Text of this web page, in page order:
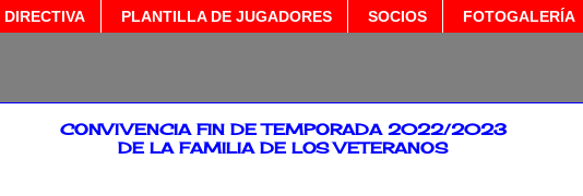
DIRECTIVA PLANTILLA DE JUGADORES SOCIOS FOTOGALERÍA
CONVIVENCIA FIN DE TEMPORADA 2022/2023
DE LA FAMILIA DE LOS VETERANOS